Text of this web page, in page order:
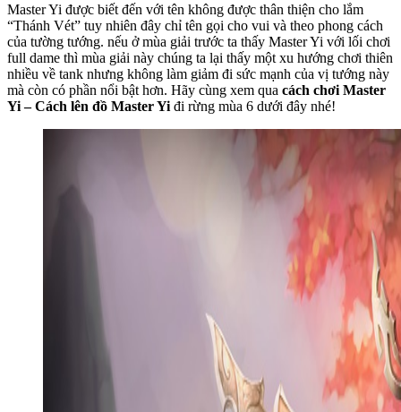
Master Yi được biết đến với tên không được thân thiện cho lắm
“Thánh Vét” tuy nhiên đây chỉ tên gọi cho vui và theo phong cách
của tường tướng. nếu ở mùa giải trước ta thấy Master Yi với lối chơi
full dame thì mùa giải này chúng ta lại thấy một xu hướng chơi thiên
nhiều về tank nhưng không làm giảm đi sức mạnh của vị tướng này
mà còn có phần nổi bật hơn. Hãy cùng xem qua cách chơi Master
Yi – Cách lên đồ Master Yi đi rừng mùa 6 dưới đây nhé!